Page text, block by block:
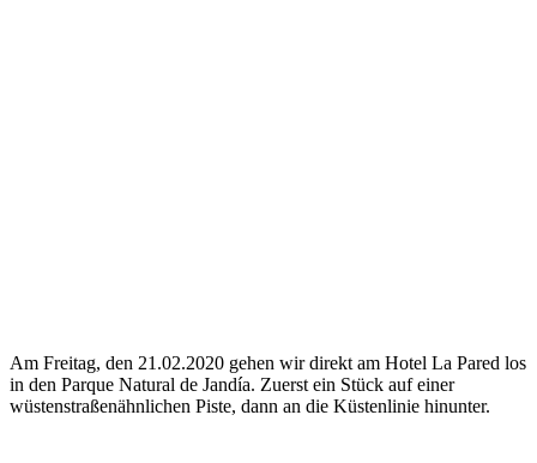
Am Freitag, den 21.02.2020 gehen wir direkt am Hotel La Pared los
in den Parque Natural de Jandía. Zuerst ein Stück auf einer
wüstenstraßenähnlichen Piste, dann an die Küstenlinie hinunter.